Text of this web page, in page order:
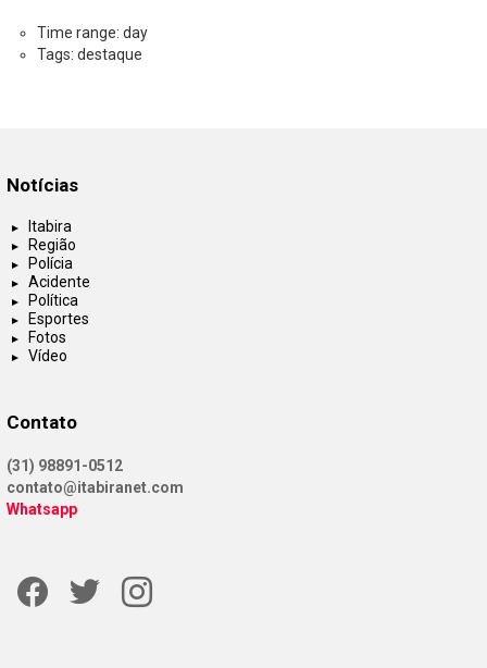
Time range: day
Tags: destaque
Notícias
Itabira
Região
Polícia
Acidente
Política
Esportes
Fotos
Vídeo
Contato
(31) 98891-0512
contato@itabiranet.com
Whatsapp